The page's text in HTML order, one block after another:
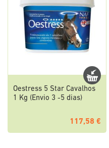
Oestress 5 Star Cavalhos
1 Kg (Envio 3 -5 dias)
117,58 €